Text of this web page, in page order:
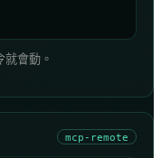
就會動。
mcp-remote